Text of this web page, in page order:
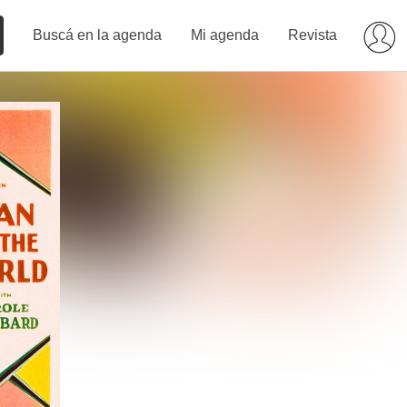
Buscá en la agenda Mi agenda Revista